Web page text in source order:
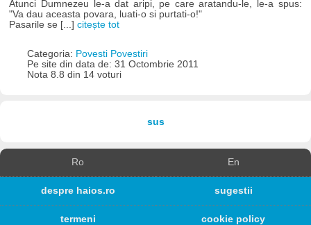
Atunci Dumnezeu le-a dat aripi, pe care aratandu-le, le-a spus:
"Va dau aceasta povara, luati-o si purtati-o!"
Pasarile se [...]citește tot
Categoria: Povesti Povestiri
Pe site din data de: 31 Octombrie 2011
Nota 8.8 din 14 voturi
sus
Ro En
despre haios.ro sugestii
termeni cookie policy